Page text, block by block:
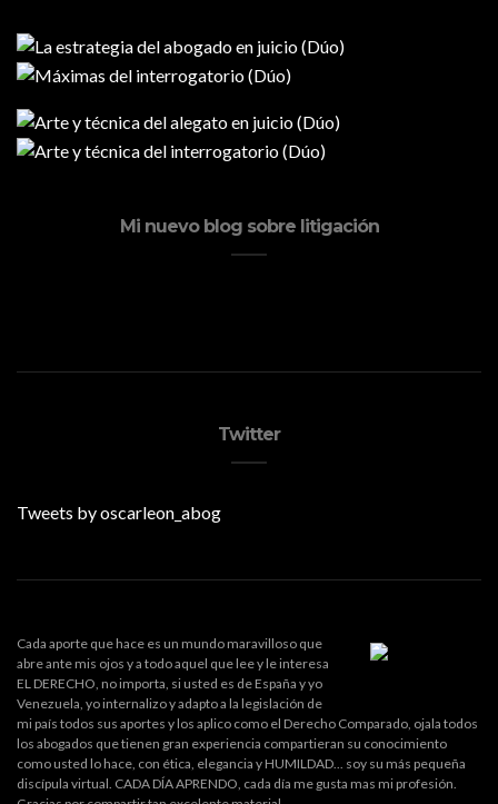
Mi nuevo blog sobre litigación
Twitter
Tweets by oscarleon_abog
Cada aporte que hace es un mundo maravilloso que
abre ante mis ojos y a todo aquel que lee y le interesa
EL DERECHO, no importa, si usted es de España y yo
Venezuela, yo internalizo y adapto a la legislación de
mi país todos sus aportes y los aplico como el Derecho Comparado, ojala todos
los abogados que tienen gran experiencia compartieran su conocimiento
como usted lo hace, con ética, elegancia y HUMILDAD... soy su más pequeña
discípula virtual. CADA DÍA APRENDO, cada día me gusta mas mi profesión.